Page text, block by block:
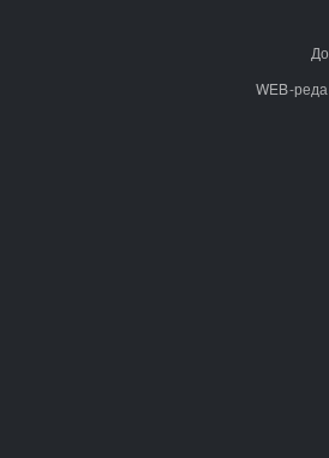
WEB-